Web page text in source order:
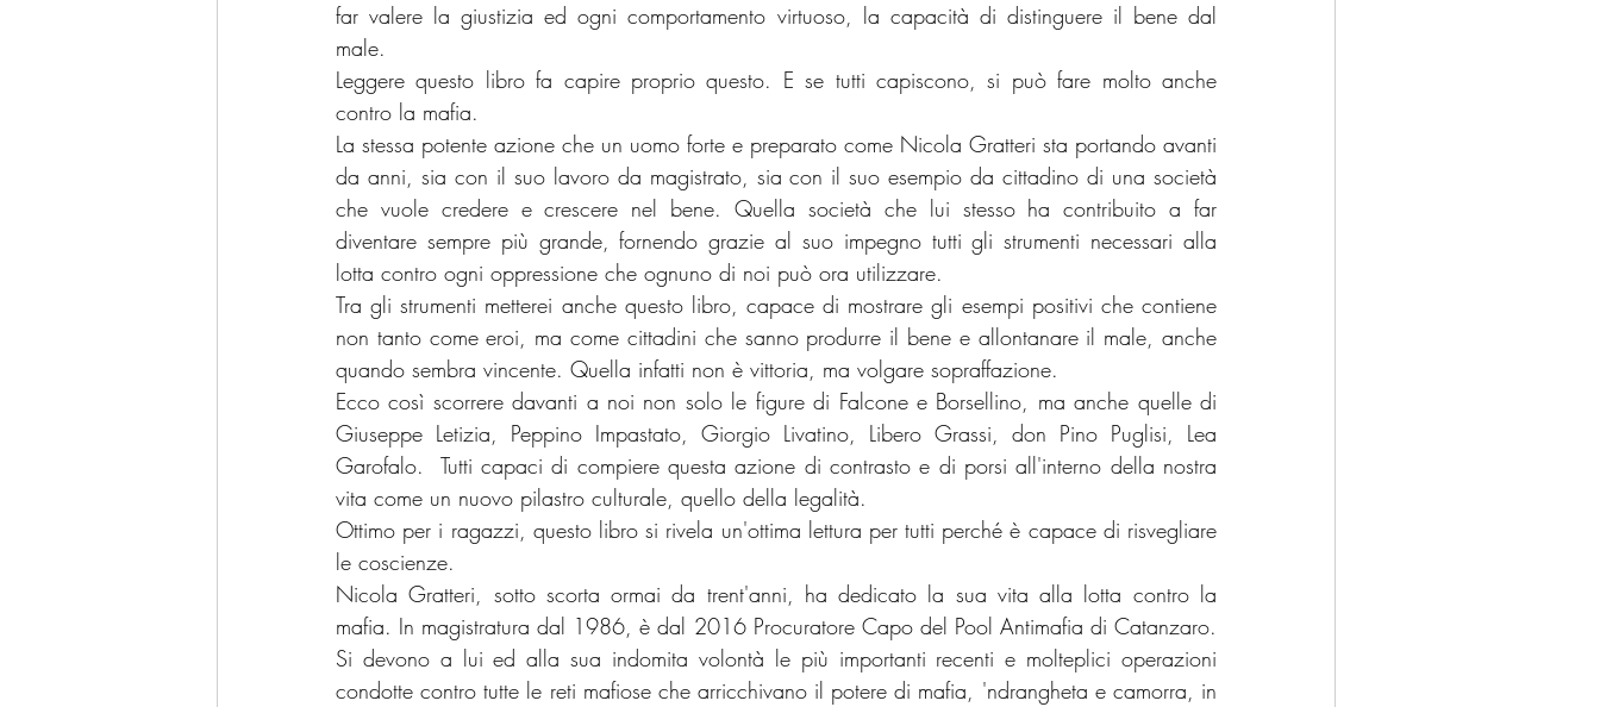
far valere la giustizia ed ogni comportamento virtuoso, la capacità di distinguere il bene dal
male.
Leggere questo libro fa capire proprio questo. E se tutti capiscono, si può fare molto anche
contro la mafia.
La stessa potente azione che un uomo forte e preparato come Nicola Gratteri sta portando avanti
da anni, sia con il suo lavoro da magistrato, sia con il suo esempio da cittadino di una società
che vuole credere e crescere nel bene. Quella società che lui stesso ha contribuito a far
diventare sempre più grande, fornendo grazie al suo impegno tutti gli strumenti necessari alla
lotta contro ogni oppressione che ognuno di noi può ora utilizzare.
Tra gli strumenti metterei anche questo libro, capace di mostrare gli esempi positivi che contiene
non tanto come eroi, ma come cittadini che sanno produrre il bene e allontanare il male, anche
quando sembra vincente. Quella infatti non è vittoria, ma volgare sopraffazione.
Ecco così scorrere davanti a noi non solo le figure di Falcone e Borsellino, ma anche quelle di
Giuseppe Letizia, Peppino Impastato, Giorgio Livatino, Libero Grassi, don Pino Puglisi, Lea
Garofalo.  Tutti capaci di compiere questa azione di contrasto e di porsi all'interno della nostra
vita come un nuovo pilastro culturale, quello della legalità.
Ottimo per i ragazzi, questo libro si rivela un'ottima lettura per tutti perché è capace di risvegliare
le coscienze.
Nicola Gratteri, sotto scorta ormai da trent'anni, ha dedicato la sua vita alla lotta contro la
mafia. In magistratura dal 1986, è dal 2016 Procuratore Capo del Pool Antimafia di Catanzaro.
Si devono a lui ed alla sua indomita volontà le più importanti recenti e molteplici operazioni
condotte contro tutte le reti mafiose che arricchivano il potere di mafia, 'ndrangheta e camorra, in